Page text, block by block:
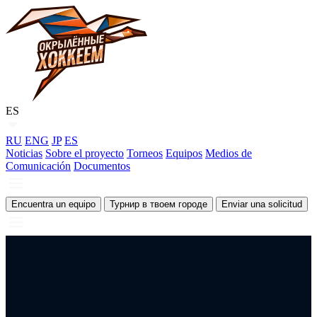
ES
RU ENG JP ES
Noticias Sobre el proyecto Torneos Equipos Medios de
Comunicación Documentos
Encuentra un equipo Турнир в твоем городе Enviar una solicitud